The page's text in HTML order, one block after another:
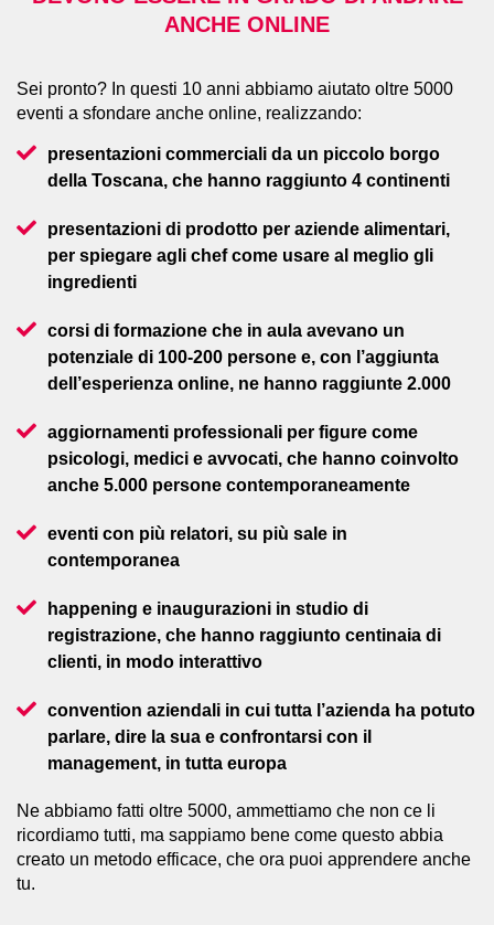
ANCHE ONLINE
Sei pronto? In questi 10 anni abbiamo aiutato oltre 5000
eventi a sfondare anche online, realizzando:
presentazioni commerciali da un piccolo borgo
della Toscana, che hanno raggiunto 4 continenti
presentazioni di prodotto per aziende alimentari,
per spiegare agli chef come usare al meglio gli
ingredienti
corsi di formazione che in aula avevano un
potenziale di 100-200 persone e, con l’aggiunta
dell’esperienza online, ne hanno raggiunte 2.000
aggiornamenti professionali per figure come
psicologi, medici e avvocati, che hanno coinvolto
anche 5.000 persone contemporaneamente
eventi con più relatori, su più sale in
contemporanea
happening e inaugurazioni in studio di
registrazione, che hanno raggiunto centinaia di
clienti, in modo interattivo
convention aziendali in cui tutta l’azienda ha potuto
parlare, dire la sua e confrontarsi con il
management, in tutta europa
Ne abbiamo fatti oltre 5000, ammettiamo che non ce li
ricordiamo tutti, ma sappiamo bene come questo abbia
creato un metodo efficace, che ora puoi apprendere anche
tu.